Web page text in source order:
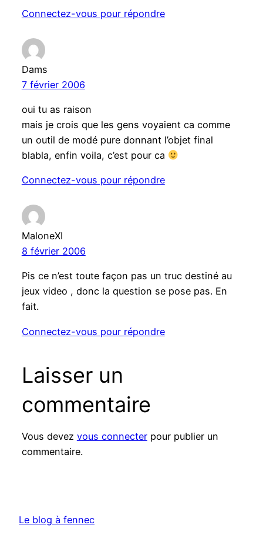
Connectez-vous pour répondre
Dams
7 février 2006
oui tu as raison
mais je crois que les gens voyaient ca comme
un outil de modé pure donnant l’objet final
blabla, enfin voila, c’est pour ca
Connectez-vous pour répondre
MaloneXI
8 février 2006
Pis ce n’est toute façon pas un truc destiné au
jeux video , donc la question se pose pas. En
fait.
Connectez-vous pour répondre
Laisser un
commentaire
Vous devez vous connecterpour publier un
commentaire.
Le blog à fennec